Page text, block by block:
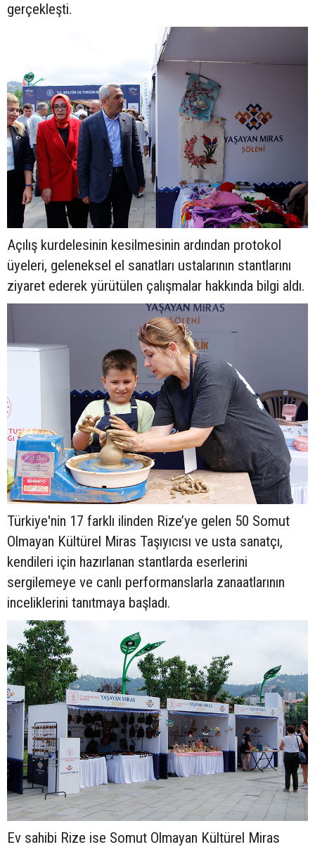
gerçekleşti.
Açılış kurdelesinin kesilmesinin ardından protokol
üyeleri, geleneksel el sanatları ustalarının stantlarını
ziyaret ederek yürütülen çalışmalar hakkında bilgi aldı.
Türkiye'nin 17 farklı ilinden Rize’ye gelen 50 Somut
Olmayan Kültürel Miras Taşıyıcısı ve usta sanatçı,
kendileri için hazırlanan stantlarda eserlerini
sergilemeye ve canlı performanslarla zanaatlarının
inceliklerini tanıtmaya başladı.
Ev sahibi Rize ise Somut Olmayan Kültürel Miras